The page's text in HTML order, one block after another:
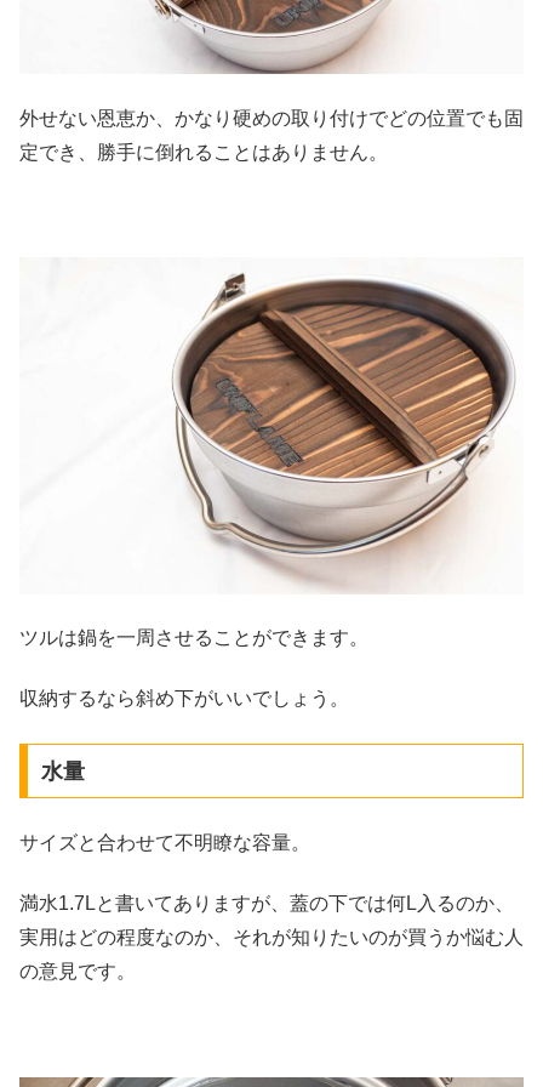
外せない恩恵か、かなり硬めの取り付けでどの位置でも固
定でき、勝手に倒れることはありません。
ツルは鍋を一周させることができます。
収納するなら斜め下がいいでしょう。
水量
サイズと合わせて不明瞭な容量。
満水1.7Lと書いてありますが、蓋の下では何L入るのか、
実用はどの程度なのか、それが知りたいのが買うか悩む人
の意見です。